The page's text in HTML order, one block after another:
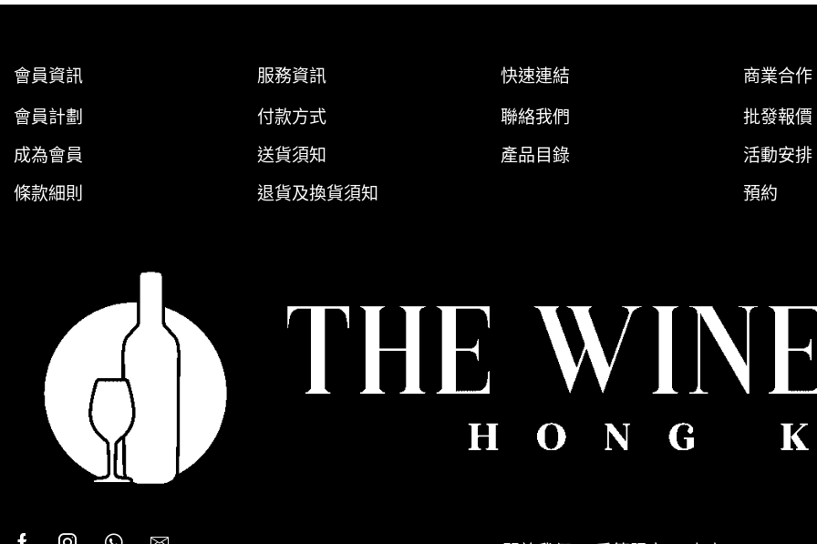
會員資訊
會員計劃
成為會員
條款細則
服務資訊
付款方式
送貨須知
退貨及換貨須知
快速連結
聯絡我們
產品目錄
商業合作
批發報價
活動安排
預約